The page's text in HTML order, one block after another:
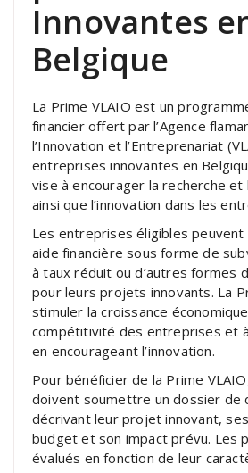
Innovantes
Belgique
La Prime VLAIO est un
financier offert par l’Agence
l’Innovation et l’Entreprenariat
entreprises innovantes en
vise à encourager la recherche
ainsi que l’innovation dans les
Les entreprises éligibles peuvent
aide financière sous forme de
à taux réduit ou d’autres formes
pour leurs projets innovants. La
stimuler la croissance
compétitivité des entreprises et
en encourageant l’innovation.
Pour bénéficier de la Prime
doivent soumettre un dossier de
décrivant leur projet innovant,
budget et son impact prévu. Les
évalués en fonction de leur